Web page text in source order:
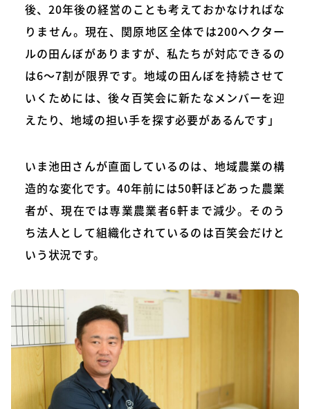
後、20年後の経営のことも考えておかなければな
りません。現在、関原地区全体では200ヘクター
ルの田んぼがありますが、私たちが対応できるの
は6〜7割が限界です。地域の田んぼを持続させて
いくためには、後々百笑会に新たなメンバーを迎
えたり、地域の担い手を探す必要があるんです」
いま池田さんが直面しているのは、地域農業の構
造的な変化です。40年前には50軒ほどあった農業
者が、現在では専業農業者6軒まで減少。そのう
ち法人として組織化されているのは百笑会だけと
いう状況です。